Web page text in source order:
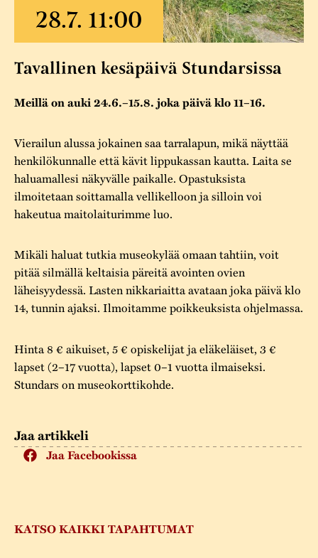
Vaellusreitti
Saavutettavuus
Kestävä kehitys
Turvallisuus
Yhteystiedot
Varaa tilat
Jarl Hemmer
Rakennukset
Museopedagogiikka
Käsityö
Projektit
YSTÄVÄT
Markkinat
Vuosikertomukset
Vuoden Gunnar
Jaa artikkeli
Jaa Facebookissa
KATSO KAIKKI TAPAHTUMAT
Tavallinen kesäpäivä Stundarsissa
Meillä on auki 24.6.–15.8. joka päivä klo 11–16.
Vierailun alussa jokainen saa tarralapun, mikä näyttää
henkilökunnalle että kävit lippukassan kautta. Laita se
haluamallesi näkyvälle paikalle. Opastuksista
ilmoitetaan soittamalla vellikelloon ja silloin voi
hakeutua maitolaiturimme luo.
Mikäli haluat tutkia museokylää omaan tahtiin, voit
pitää silmällä keltaisia päreitä avointen ovien
läheisyydessä. Lasten nikkariaitta avataan joka päivä klo
14, tunnin ajaksi. Ilmoitamme poikkeuksista ohjelmassa.
Hinta 8 € aikuiset, 5 € opiskelijat ja eläkeläiset, 3 €
lapset (2–17 vuotta), lapset 0–1 vuotta ilmaiseksi.
Stundars on museokorttikohde.